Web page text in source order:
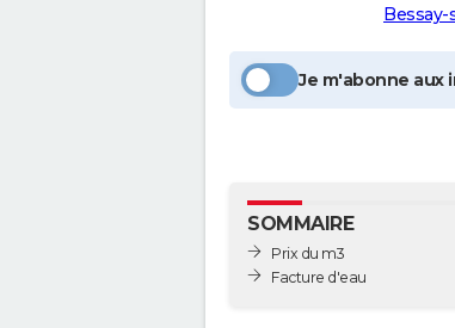
Bessay-
Je m'abonne aux
SOMMAIRE
Prix du m3
Facture d'eau